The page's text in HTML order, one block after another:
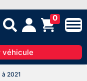
0
véhicule
à 2021